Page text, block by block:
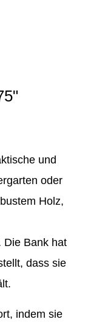
und
oder
Holz,
Die Bank hat
dass sie
indem sie